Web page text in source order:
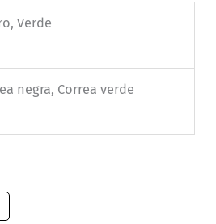
Verde
negra, Correa verde